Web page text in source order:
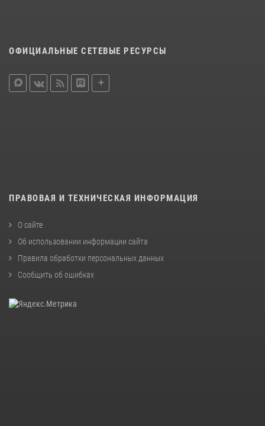
ОФИЦИАЛЬНЫЕ СЕТЕВЫЕ РЕСУРСЫ
ПРАВОВАЯ И ТЕХНИЧЕСКАЯ ИНФОРМАЦИЯ
О сайте
Об использовании информации сайта
Правила обработки персональных данных
Сообщить об ошибках